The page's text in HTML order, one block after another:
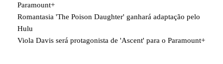
Paramount+
Romantasia 'The Poison Daughter' ganhará adaptação pelo
Hulu
Viola Davis será protagonista de 'Ascent' para o Paramount+